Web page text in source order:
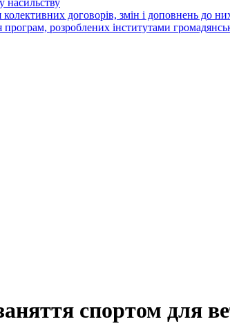
насильству
колективних договорів, змін і доповнень до
розроблених інститутами
спортом для